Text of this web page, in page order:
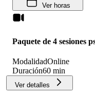
Ver horas
Paquete de 4 sesiones
ModalidadOnline
Duración60 min
Ver detalles